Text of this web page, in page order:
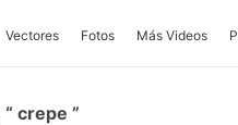
Vectores Fotos Más Videos
crepe